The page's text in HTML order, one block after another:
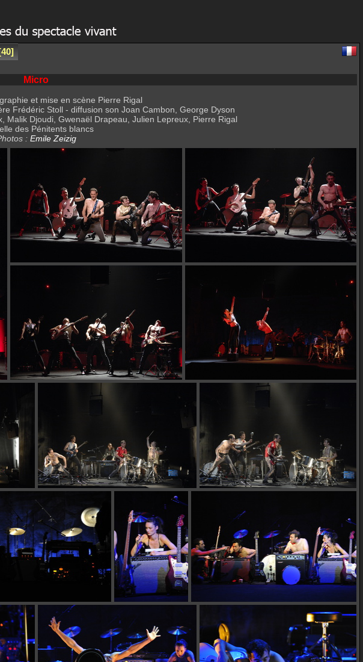
40
Micro
et mise en scène Pierre Rigal
Frédéric Stoll - diffusion son Joan Cambon, George Dyson
Malik Djoudi, Gwenaël Drapeau, Julien Lepreux, Pierre Rigal
des Pénitents blancs
: Emile Zeizig